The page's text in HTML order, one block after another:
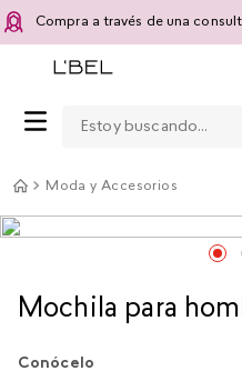
Compra a través de una
Moda y Accesorios
Mochila para
Conócelo